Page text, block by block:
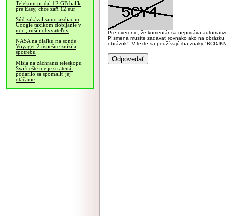
Telekom pridal 12 GB balík
pre Easy, chce zaň 12 eur
Súd zakázal samojazdiacim
Google taxíkom dobíjanie v
noci, rušili obyvateľov
NASA na diaľku na sonde
Voyager 2 úspešne znížila
spotrebu
Misia na záchranu teleskopu
Swift ešte nie je stratená,
podarilo sa spomaliť jej
otáčanie
Pre overenie, že komentár sa nepridáva
Písmená musíte zadávať rovnako ako na
obrázok". V texte sa používajú iba znaky